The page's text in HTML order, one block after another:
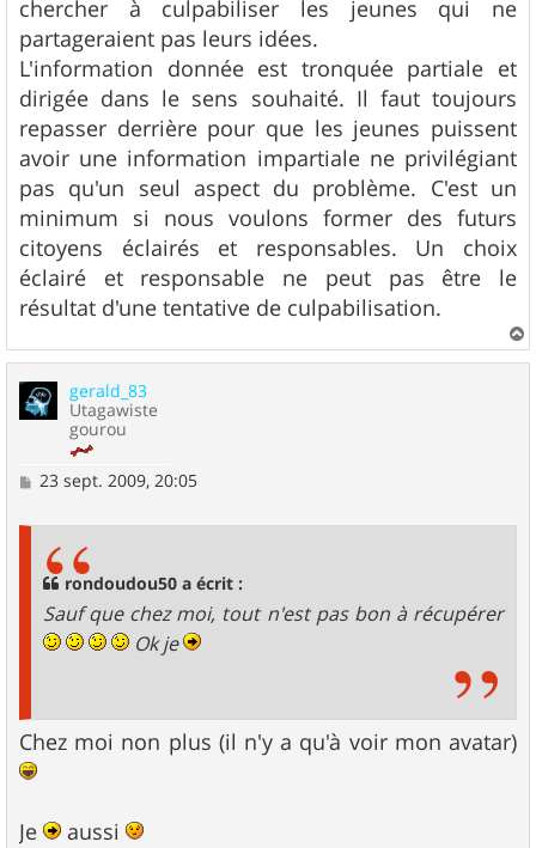
chercher à culpabiliser les jeunes qui ne
partageraient pas leurs idées.
L'information donnée est tronquée partiale et
dirigée dans le sens souhaité. Il faut toujours
repasser derrière pour que les jeunes puissent
avoir une information impartiale ne privilégiant
pas qu'un seul aspect du problème. C'est un
minimum si nous voulons former des futurs
citoyens éclairés et responsables. Un choix
éclairé et responsable ne peut pas être le
résultat d'une tentative de culpabilisation.
a
gerald_83
Utagawiste
gourou
M
23 sept. 2009, 20:05
rondoudou50 a écrit :
Sauf que chez moi, tout n'est pas bon à récupérer
Ok je
Chez moi non plus (il n'y a qu'à voir mon avatar)
Je aussi